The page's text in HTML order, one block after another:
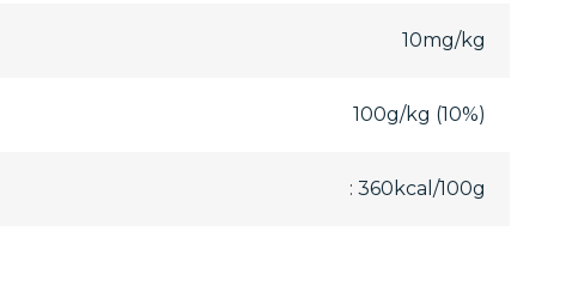
10mg/kg
100g/kg (10%)
: 360kcal/100g